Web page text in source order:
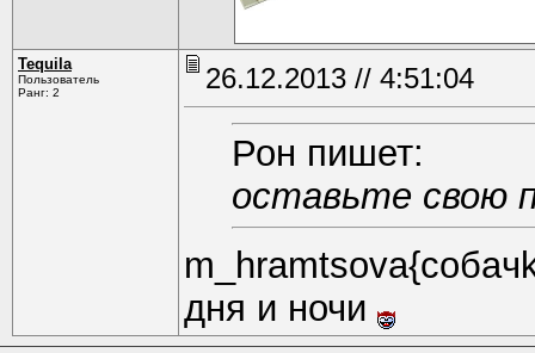
Tequila
Пользователь
Ранг: 2
26.12.2013 // 4:51:04
Рон пишет:
оставьте свою
дня и ночи